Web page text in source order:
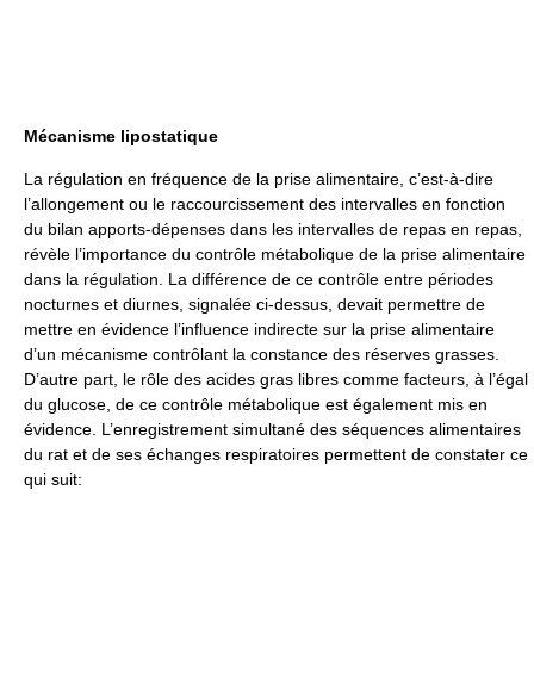
Mécanisme lipostatique
La régulation en fréquence de la prise alimentaire, c’est-à-dire
l’allongement ou le raccourcissement des intervalles en fonction
du bilan apports-dépenses dans les intervalles de repas en repas,
révèle l’importance du contrôle métabolique de la prise alimentaire
dans la régulation. La différence de ce contrôle entre périodes
nocturnes et diurnes, signalée ci-dessus, devait permettre de
mettre en évidence l’influence indirecte sur la prise alimentaire
d’un mécanisme contrôlant la constance des réserves grasses.
D’autre part, le rôle des acides gras libres comme facteurs, à l’égal
du glucose, de ce contrôle métabolique est également mis en
évidence. L’enregistrement simultané des séquences alimentaires
du rat et de ses échanges respiratoires permettent de constater ce
qui suit: